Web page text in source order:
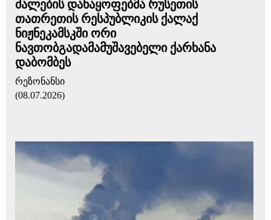
ძალების დანაყოფებმა რუსეთის
თათრეთის რესპუბლიკის ქალაქ
ნიჟნეკამსკში ორი
ნავთობგადამამუშავებელი ქარხანა
დაბომბეს
რეზონანსი
(08.07.2026)